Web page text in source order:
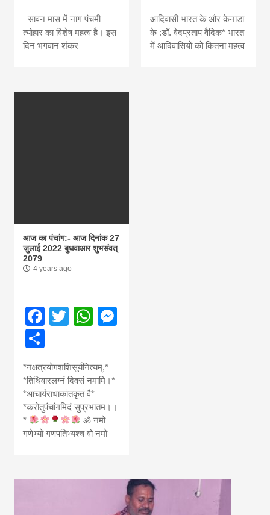
सावन मास में नाग पंचमी
त्योहार का विशेष महत्व है। इस
दिन भगवान शंकर
आदिवासी भारत के और केनाडा
के :डॉ. वेदप्रताप वैदिक* भारत
में आदिवासियों को कितना महत्व
आज का पंचांग:- आज दिनांक 27
जुलाई 2022 बुधवाआर शुभसंवत्
2079
4 years ago
Facebook
TwitterWhatsApp
*नक्षत्रयोगशशिसूर्यनित्यम्,*
*तिथिवारलग्नं दिवसं नमामि।*
*आचार्यराधाकांतकृतं वै*
*करोतुपंचांगमिदं सुप्रभातम।।
*
ॐ नमो
गणेभ्यो गणपतिभ्यश्च वो नमो